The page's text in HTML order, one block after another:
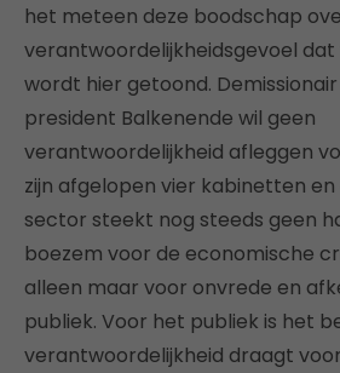
het meteen deze boodschap
verantwoordelijkheidsgevoel
wordt hier getoond.
president Balkenende wil geen
verantwoordelijkheid afleggen
zijn afgelopen vier kabinetten
sector steekt nog steeds geen
boezem voor de economische
alleen maar voor onvrede en
publiek. Voor het publiek is het
verantwoordelijkheid draagt